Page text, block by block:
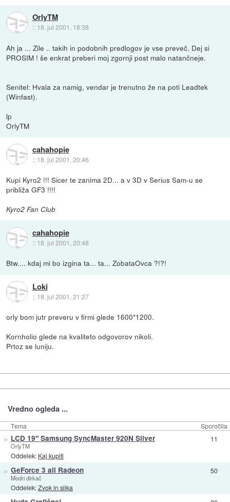
OrlyTM
:: 18. jul 2001, 18:38
Ah ja ... Zile .. takih in podobnih predlogov je vse preveč. Dej si
PROSIM ! še enkrat preberi moj zgornji post malo natančneje.
Senitel: Hvala za namig, vendar je trenutno že na poti Leadtek
(Winfast).
lp
OrlyTM
cahahopie
:: 18. jul 2001, 20:46
Kupi Kyro2 !!! Sicer te zanima 2D... a v 3D v Serius Sam-u se
približa GF3 !!!!
Kyro2 Fan Club
cahahopie
:: 18. jul 2001, 20:48
Btw.... kdaj mi bo izgina ta... ta... ZobataOvca ?!?!
Loki
:: 18. jul 2001, 21:27
orly bom jutr preveru v firmi glede 1600*1200.
Kornholio glede na kvaliteto odgovorov nikoli.
Prtoz se luniju.
Vredno ogleda ...
Tema Sporočila
» LCD 19" Samsung SyncMaster 920N Silver
OrlyTM
Oddelek: Kaj kupiti
11
» GeForce 3 ali Radeon
Modri dirkač
Oddelek:Zvok in slika
50